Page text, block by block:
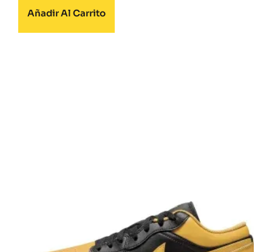
Añadir Al Carrito